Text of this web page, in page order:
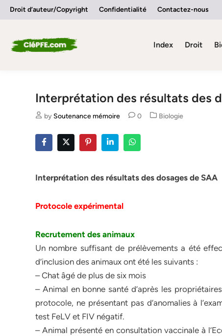
SkipDroit d’auteur/Copyright Confidentialité Contactez-nous
Index Droit
Interprétation des résultats des
by Soutenance mémoire 0
Posted
Biologie
Interprétation des résultats des dosages de SAA
Protocole expérimental
Recrutement des animaux
Un nombre suffisant de prélèvements a été
d’inclusion des animaux ont été les suivants :
– Chat âgé de plus de six mois
– Animal en bonne santé d’après les
protocole, ne présentant pas d’anomalies à
test FeLV et FIV négatif.
– Animal présenté en consultation vaccinale à